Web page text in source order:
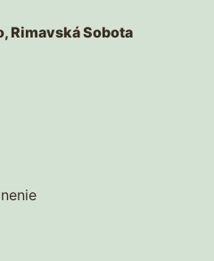
Rimavská Sobota